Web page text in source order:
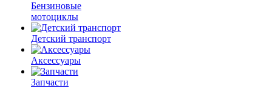
Бензиновые
мотоциклы
Детский транспорт
Аксессуары
Запчасти